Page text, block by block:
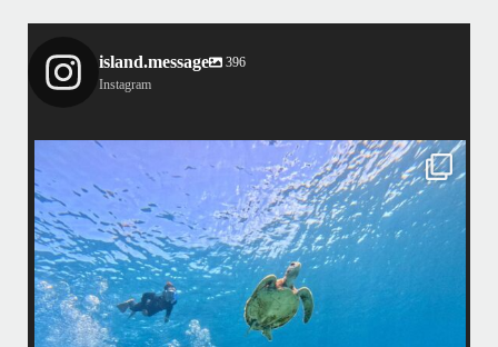
island.message
396
Instagram
island.message
渋谷さん(船長)20年来のリピーター様&
そのお仲間の皆様とケラマへ行って来ました！
・
天気最高ー！
ウミガメ日和で初ダイビングの方もばっちり見れました
・
あっという間の一日でした！
また一緒に潜りましょう
ありがとうございました